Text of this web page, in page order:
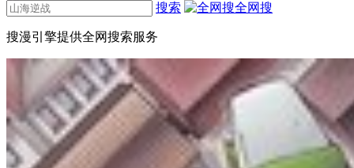
搜索 全网搜
搜漫引擎提供全网搜索服务